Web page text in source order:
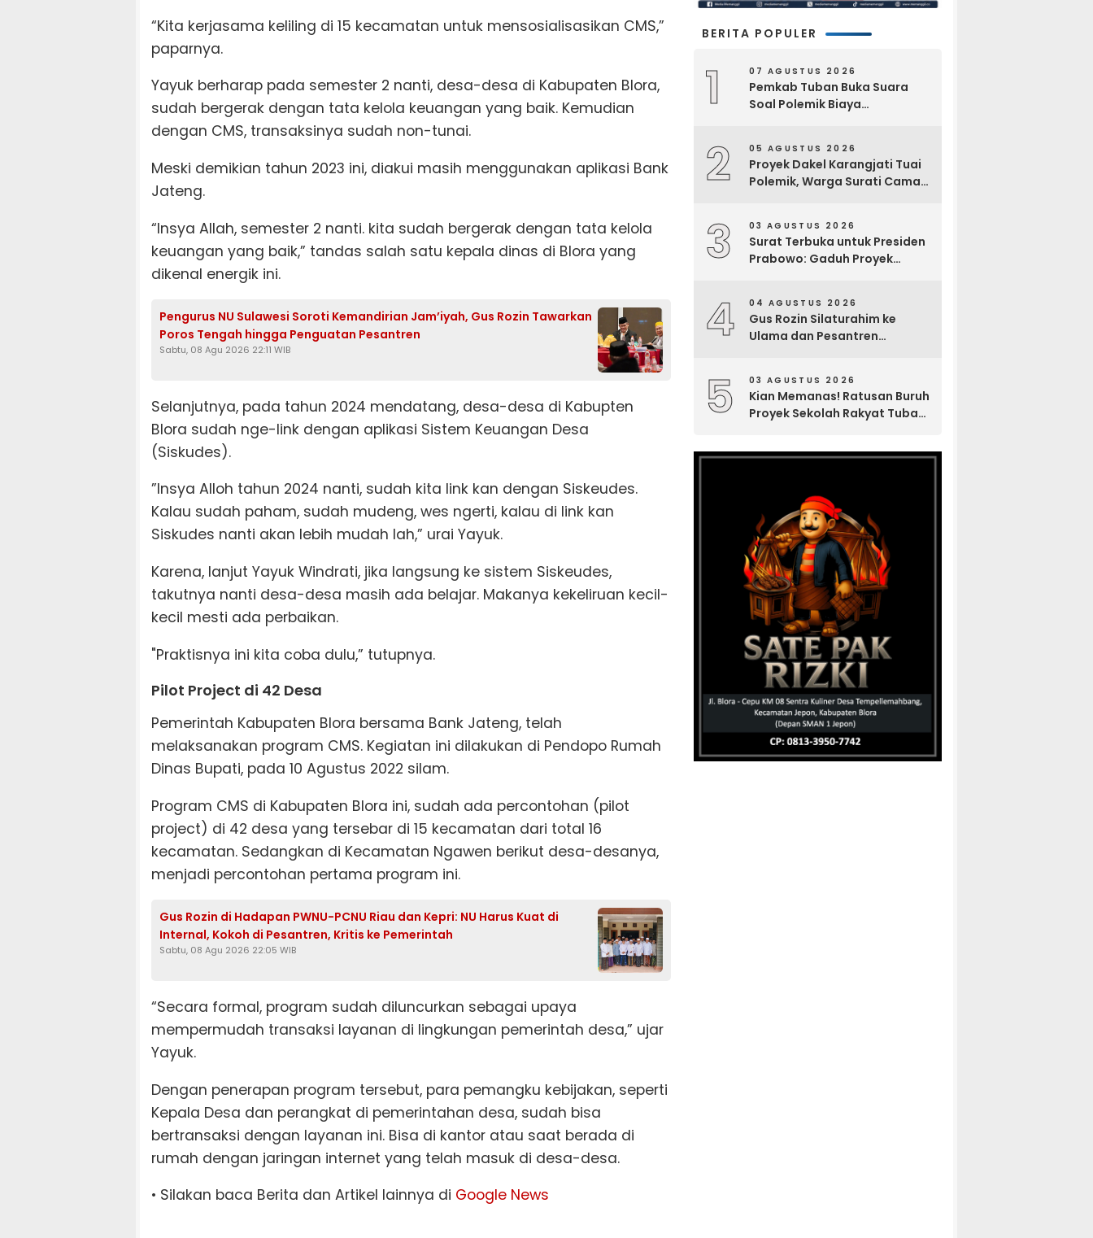
“Kita kerjasama keliling di 15 kecamatan untuk mensosialisasikan CMS,”
paparnya.
Yayuk berharap pada semester 2 nanti, desa-desa di Kabupaten Blora,
sudah bergerak dengan tata kelola keuangan yang baik. Kemudian
dengan CMS, transaksinya sudah non-tunai.
Meski demikian tahun 2023 ini, diakui masih menggunakan aplikasi Bank
Jateng.
“Insya Allah, semester 2 nanti. kita sudah bergerak dengan tata kelola
keuangan yang baik,” tandas salah satu kepala dinas di Blora yang
dikenal energik ini.
Pengurus NU Sulawesi Soroti Kemandirian Jam’iyah, Gus Rozin Tawarkan
Poros Tengah hingga Penguatan Pesantren
Sabtu, 08 Agu 2026 22:11 WIB
Selanjutnya, pada tahun 2024 mendatang, desa-desa di Kabupten
Blora sudah nge-link dengan aplikasi Sistem Keuangan Desa
(Siskudes).
”Insya Alloh tahun 2024 nanti, sudah kita link kan dengan Siskeudes.
Kalau sudah paham, sudah mudeng, wes ngerti, kalau di link kan
Siskudes nanti akan lebih mudah lah,” urai Yayuk.
Karena, lanjut Yayuk Windrati, jika langsung ke sistem Siskeudes,
takutnya nanti desa-desa masih ada belajar. Makanya kekeliruan kecil-
kecil mesti ada perbaikan.
"Praktisnya ini kita coba dulu,” tutupnya.
Pilot Project di 42 Desa
Pemerintah Kabupaten Blora bersama Bank Jateng, telah
melaksanakan program CMS. Kegiatan ini dilakukan di Pendopo Rumah
Dinas Bupati, pada 10 Agustus 2022 silam.
Program CMS di Kabupaten Blora ini, sudah ada percontohan (pilot
project) di 42 desa yang tersebar di 15 kecamatan dari total 16
kecamatan. Sedangkan di Kecamatan Ngawen berikut desa-desanya,
menjadi percontohan pertama program ini.
Gus Rozin di Hadapan PWNU-PCNU Riau dan Kepri: NU Harus Kuat di
Internal, Kokoh di Pesantren, Kritis ke Pemerintah
Sabtu, 08 Agu 2026 22:05 WIB
“Secara formal, program sudah diluncurkan sebagai upaya
mempermudah transaksi layanan di lingkungan pemerintah desa,” ujar
Yayuk.
Dengan penerapan program tersebut, para pemangku kebijakan, seperti
Kepala Desa dan perangkat di pemerintahan desa, sudah bisa
bertransaksi dengan layanan ini. Bisa di kantor atau saat berada di
rumah dengan jaringan internet yang telah masuk di desa-desa.
• Silakan baca Berita dan Artikel lainnya di Google News
BERITA POPULER
1 07 AGUSTUS 2026
Pemkab Tuban Buka Suara
Soal Polemik Biaya
Sosial
2 05 AGUSTUS 2026
Proyek Dakel Karangjati Tuai
Polemik, Warga Surati Camat
3 03 AGUSTUS 2026
Surat Terbuka untuk Presiden
Prabowo: Gaduh Proyek
4 04 AGUSTUS 2026
Gus Rozin Silaturahim ke
Ulama dan Pesantren
5 03 AGUSTUS 2026
Kian Memanas! Ratusan Buruh
Proyek Sekolah Rakyat Tuban